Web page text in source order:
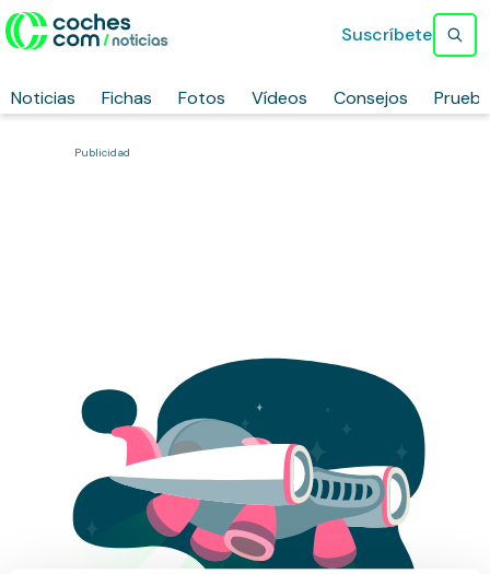
Noticias Fichas Fotos Vídeos Consejos
Suscríbete
Publicidad